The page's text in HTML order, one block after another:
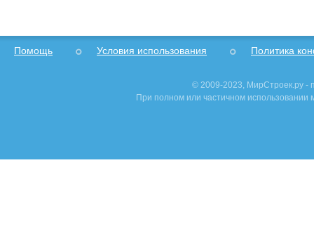
Помощь Условия использования Политика
© 2009-2023, МирСтроек.ру -
При полном или частичном использовании